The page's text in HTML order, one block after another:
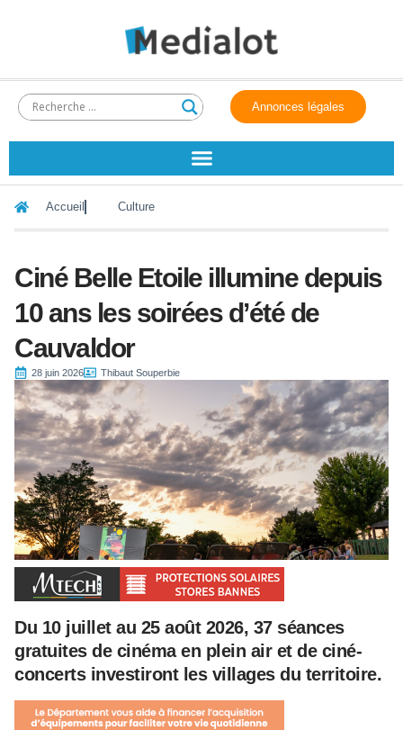
Annonces légales
Accueil Culture
Ciné Belle Etoile illumine depuis
10 ans les soirées d’été de
Cauvaldor
28 juin 2026 Thibaut Souperbie
Du 10 juillet au 25 août 2026, 37 séances
gratuites de cinéma en plein air et de ciné-
concerts investiront les villages du territoire.